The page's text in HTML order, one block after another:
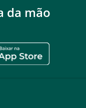
da mão